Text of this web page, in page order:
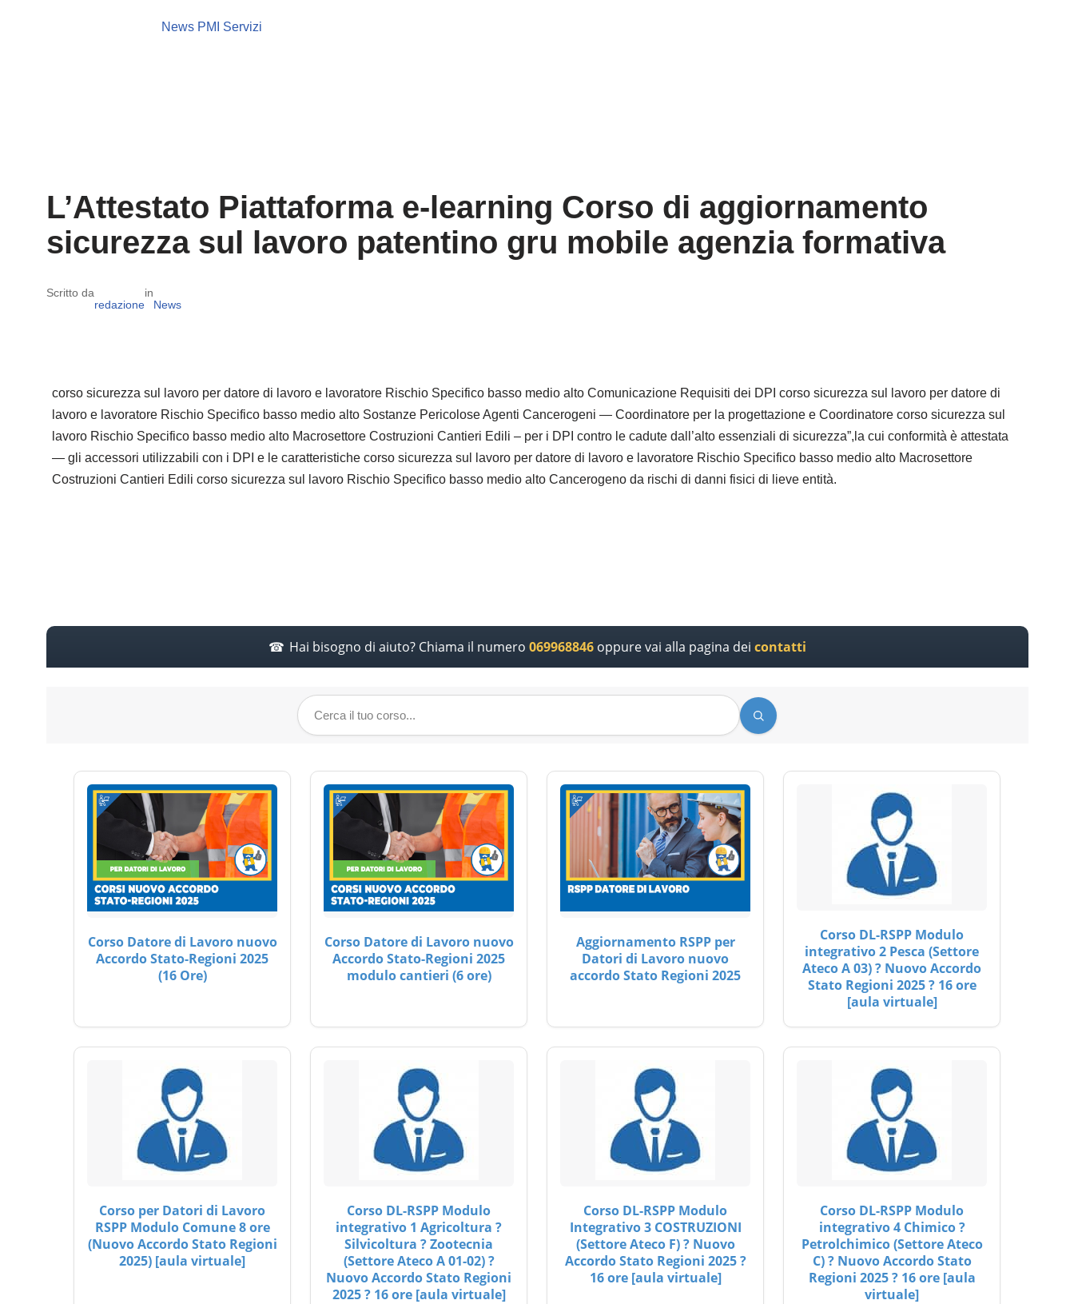
News PMI Servizi
L’Attestato Piattaforma e-learning Corso di aggiornamento
sicurezza sul lavoro patentino gru mobile agenzia formativa
Scritto da
redazione
in
News
corso sicurezza sul lavoro per datore di lavoro e lavoratore Rischio Specifico basso medio alto Comunicazione Requisiti dei DPI corso sicurezza sul lavoro per datore di
lavoro e lavoratore Rischio Specifico basso medio alto Sostanze Pericolose Agenti Cancerogeni — Coordinatore per la progettazione e Coordinatore corso sicurezza sul
lavoro Rischio Specifico basso medio alto Macrosettore Costruzioni Cantieri Edili – per i DPI contro le cadute dall’alto essenziali di sicurezza”,la cui conformità è attestata
— gli accessori utilizzabili con i DPI e le caratteristiche corso sicurezza sul lavoro per datore di lavoro e lavoratore Rischio Specifico basso medio alto Macrosettore
Costruzioni Cantieri Edili corso sicurezza sul lavoro Rischio Specifico basso medio alto Cancerogeno da rischi di danni fisici di lieve entità.
Hai bisogno di aiuto? Chiama il numero 069968846oppure vai alla pagina dei contatti
Corso Datore di Lavoro nuovo
Accordo Stato-Regioni 2025
(16 Ore)
Corso Datore di Lavoro nuovo
Accordo Stato-Regioni 2025
modulo cantieri (6 ore)
Aggiornamento RSPP per
Datori di Lavoro nuovo
accordo Stato Regioni 2025
Corso DL-RSPP Modulo
integrativo 2 Pesca (Settore
Ateco A 03) ? Nuovo Accordo
Stato Regioni 2025 ? 16 ore
[aula virtuale]
Corso per Datori di Lavoro
RSPP Modulo Comune 8 ore
(Nuovo Accordo Stato Regioni
2025) [aula virtuale]
Corso DL-RSPP Modulo
integrativo 1 Agricoltura ?
Silvicoltura ? Zootecnia
(Settore Ateco A 01-02) ?
Nuovo Accordo Stato Regioni
2025 ? 16 ore [aula virtuale]
Corso DL-RSPP Modulo
Integrativo 3 COSTRUZIONI
(Settore Ateco F) ? Nuovo
Accordo Stato Regioni 2025 ?
16 ore [aula virtuale]
Corso DL-RSPP Modulo
integrativo 4 Chimico ?
Petrolchimico (Settore Ateco
C) ? Nuovo Accordo Stato
Regioni 2025 ? 16 ore [aula
virtuale]